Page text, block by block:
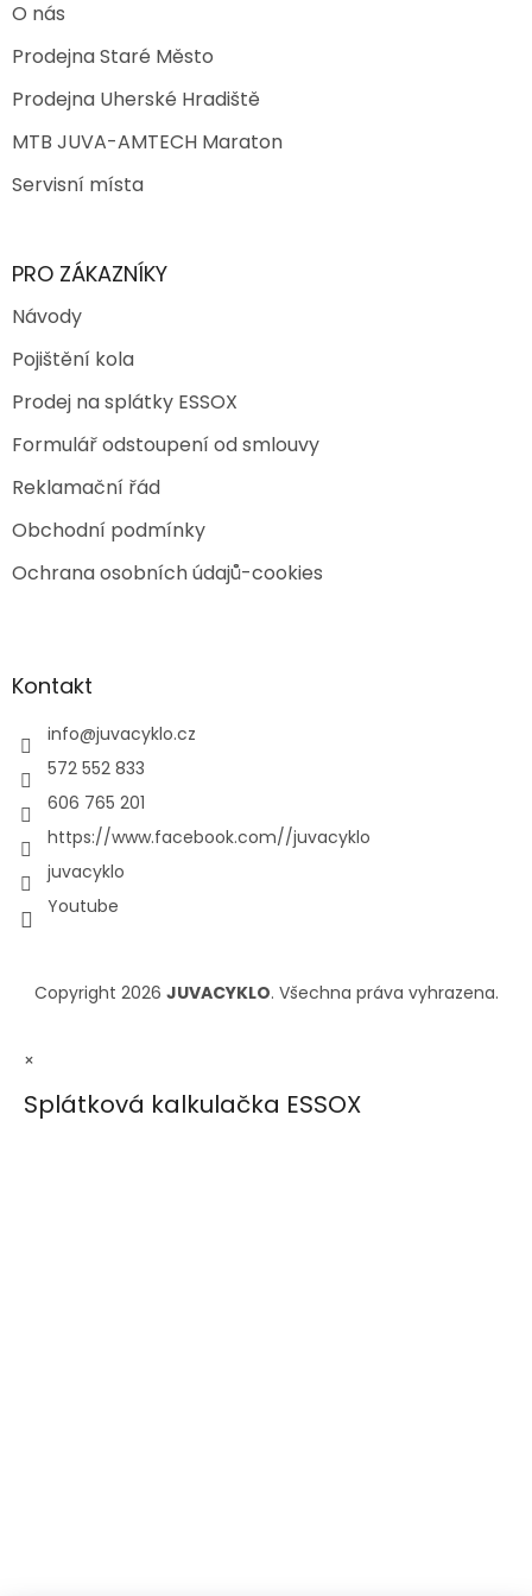
O nás
Prodejna Staré Město
Prodejna Uherské Hradiště
MTB JUVA-AMTECH Maraton
Servisní místa
PRO ZÁKAZNÍKY
Návody
Pojištění kola
Prodej na splátky ESSOX
Formulář odstoupení od smlouvy
Reklamační řád
Obchodní podmínky
Ochrana osobních údajů-cookies
Kontakt
info@juvacyklo.cz
572 552 833
606 765 201
https://www.facebook.com//juvacyklo
juvacyklo
Youtube
Copyright 2026 JUVACYKLO. Všechna práva vyhrazena.
×
Splátková kalkulačka ESSOX